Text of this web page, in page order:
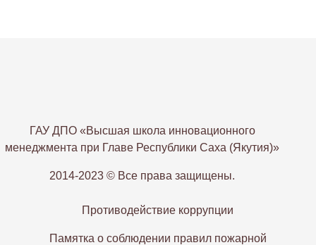
ГАУ ДПО «Высшая школа инновационного
менеджмента при Главе Республики Саха (Якутия)»
2014-2023 © Все права защищены.
Противодействие коррупции
Памятка о соблюдении правил пожарной